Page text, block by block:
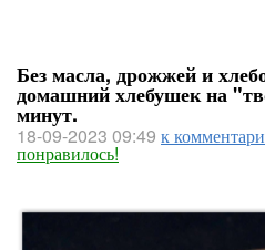
Без масла, дрожжей и
домашний хлебушек на
минут.
18-09-2023 09:49 к
понравилось!